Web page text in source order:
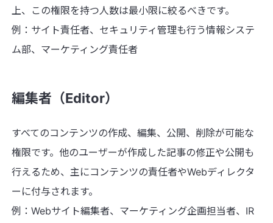
上、この権限を持つ人数は最小限に絞るべきです。
例：サイト責任者、セキュリティ管理も行う情報システ
ム部、マーケティング責任者
編集者（Editor）
すべてのコンテンツの作成、編集、公開、削除が可能な
権限です。他のユーザーが作成した記事の修正や公開も
行えるため、主にコンテンツの責任者やWebディレクタ
ーに付与されます。
例：Webサイト編集者、マーケティング企画担当者、IR